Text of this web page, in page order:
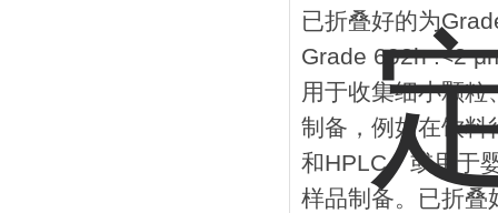
已折叠好的为
Grade 602h :<2
用于收集细小颗
制备，例如在饮料
和HPLC。或用于
样品制备。已折